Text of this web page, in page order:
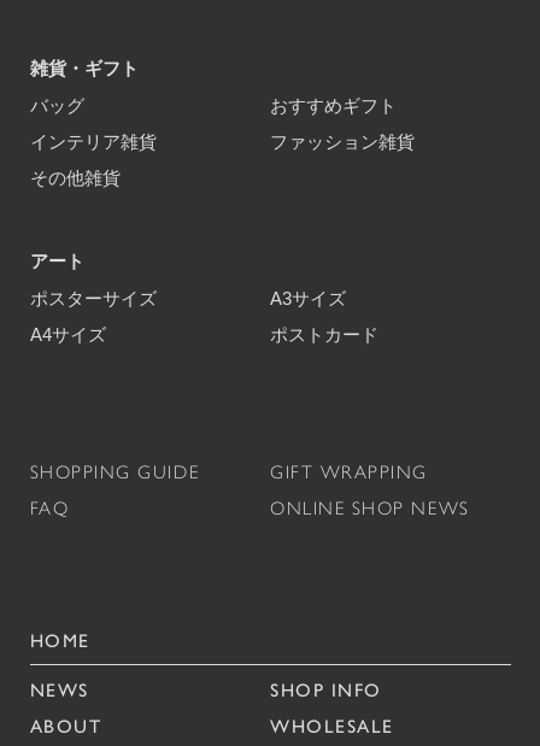
雑貨・ギフト
バッグ
おすすめギフト
インテリア雑貨
ファッション雑貨
その他雑貨
アート
ポスターサイズ
A3サイズ
A4サイズ
ポストカード
SHOPPING GUIDE
GIFT WRAPPING
FAQ
ONLINE SHOP NEWS
HOME
NEWS
SHOP INFO
ABOUT
WHOLESALE